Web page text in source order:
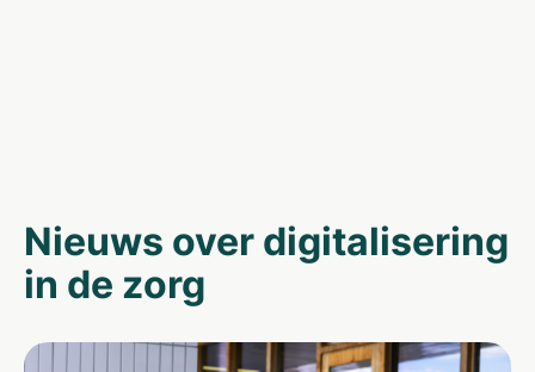
Nieuws over digitalisering
in de zorg